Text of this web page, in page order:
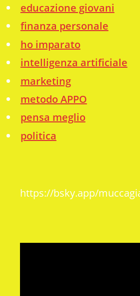
educazione giovani
finanza personale
ho imparato
intelligenza artificiale
marketing
metodo APPO
pensa meglio
politica
https://bsky.app/